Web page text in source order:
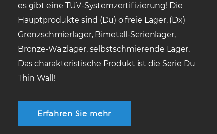
es gibt eine TÜV-Systemzertifizierung! Die
Hauptprodukte sind (Du) ölfreie Lager, (Dx)
Grenzschmierlager, Bimetall-Serienlager,
Bronze-Wälzlager, selbstschmierende Lager.
Das charakteristische Produkt ist die Serie Du
Thin Wall!
Erfahren Sie mehr